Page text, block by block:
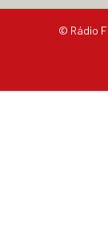
© Rádio